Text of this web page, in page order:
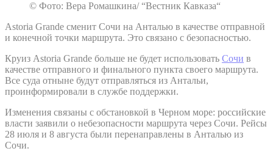
© Фото: Вера Ромашкина/ “Вестник Кавказа“
Astoria Grande сменит Сочи на Анталью в качестве отправной
и конечной точки маршрута. Это связано с безопасностью.
Круиз Astoria Grande больше не будет использовать Сочи в
качестве отправного и финального пункта своего маршрута.
Все суда отныне будут отправляться из Антальи,
проинформировали в службе поддержки.
Изменения связаны с обстановкой в Черном море: российские
власти заявили о небезопасности маршрута через Сочи. Рейсы
28 июля и 8 августа были перенаправлены в Анталью из
Сочи.